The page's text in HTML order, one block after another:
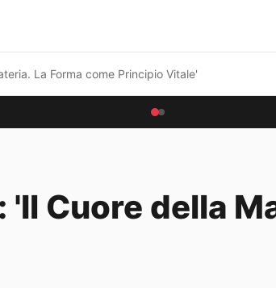
La Forma come Principio Vitale'
Cuore della